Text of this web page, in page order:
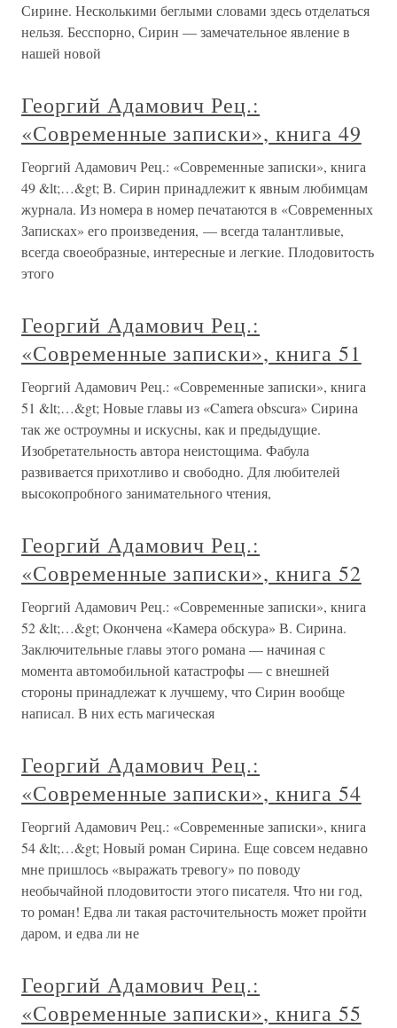
Сирине. Несколькими беглыми словами здесь отделаться
нельзя. Бесспорно, Сирин — замечательное явление в
нашей новой
Георгий Адамович Рец.:
«Современные записки», книга 49
Георгий Адамович Рец.: «Современные записки», книга
49 &lt;…&gt; В. Сирин принадлежит к явным любимцам
журнала. Из номера в номер печатаются в «Современных
Записках» его произведения, — всегда талантливые,
всегда своеобразные, интересные и легкие. Плодовитость
этого
Георгий Адамович Рец.:
«Современные записки», книга 51
Георгий Адамович Рец.: «Современные записки», книга
51 &lt;…&gt; Новые главы из «Camera obscura» Сирина
так же остроумны и искусны, как и предыдущие.
Изобретательность автора неистощима. Фабула
развивается прихотливо и свободно. Для любителей
высокопробного занимательного чтения,
Георгий Адамович Рец.:
«Современные записки», книга 52
Георгий Адамович Рец.: «Современные записки», книга
52 &lt;…&gt; Окончена «Камера обскура» В. Сирина.
Заключительные главы этого романа — начиная с
момента автомобильной катастрофы — с внешней
стороны принадлежат к лучшему, что Сирин вообще
написал. В них есть магическая
Георгий Адамович Рец.:
«Современные записки», книга 54
Георгий Адамович Рец.: «Современные записки», книга
54 &lt;…&gt; Новый роман Сирина. Еще совсем недавно
мне пришлось «выражать тревогу» по поводу
необычайной плодовитости этого писателя. Что ни год,
то роман! Едва ли такая расточительность может пройти
даром, и едва ли не
Георгий Адамович Рец.:
«Современные записки», книга 55